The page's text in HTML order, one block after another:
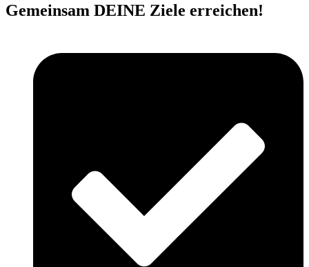
Gemeinsam DEINE Ziele erreichen!